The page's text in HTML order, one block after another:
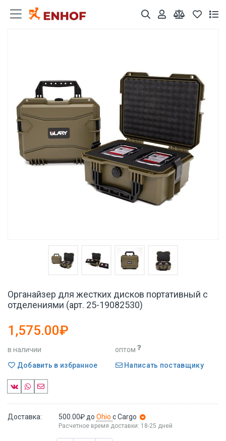
Органайзер для жестких дисков портативный с
отделениями (арт. 25-19082530)
1,575.00₽
в наличии
оптом
Добавить в избранное
Написать поставщику
Доставка: 500.00₽ до Ohio с Cargo
Расчетное время доставки: 18-25 дней